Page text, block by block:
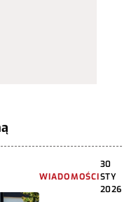
WIADOMOŚCI
30
STY
2026